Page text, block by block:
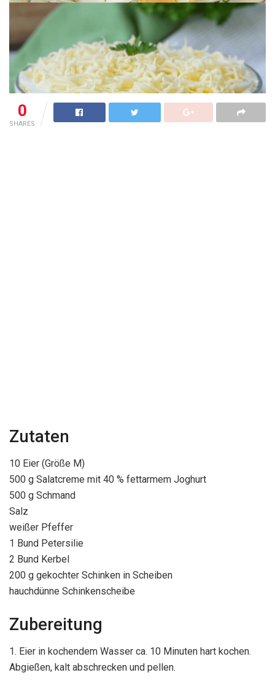
0
SHARES
Zutaten
10 Eier (Größe M)
500 g Salatcreme mit 40 % fettarmem Joghurt
500 g Schmand
Salz
weißer Pfeffer
1 Bund Petersilie
2 Bund Kerbel
200 g gekochter Schinken in Scheiben
hauchdünne Schinkenscheibe
Zubereitung
1. Eier in kochendem Wasser ca. 10 Minuten hart kochen.
Abgießen, kalt abschrecken und pellen.